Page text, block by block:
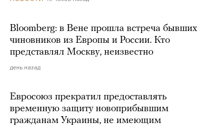
Bloomberg: в Вене прошла встреча бывших
чиновников из Европы и России. Кто
представлял Москву, неизвестно
день назад
Евросоюз прекратил предоставлять
временную защиту новоприбывшим
гражданам Украины, не имеющим